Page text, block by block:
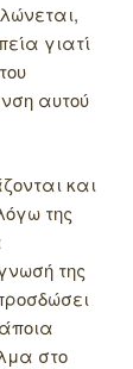
γιατί
αυτού
και
της
της
στο